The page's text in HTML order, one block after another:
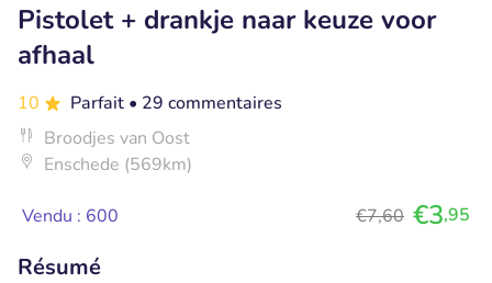
Pistolet + drankje naar keuze voor
afhaal
10 Parfait • 29 commentaires
Broodjes van Oost
Enschede (569km)
Vendu : 600 €7,60 €3,95
Résumé